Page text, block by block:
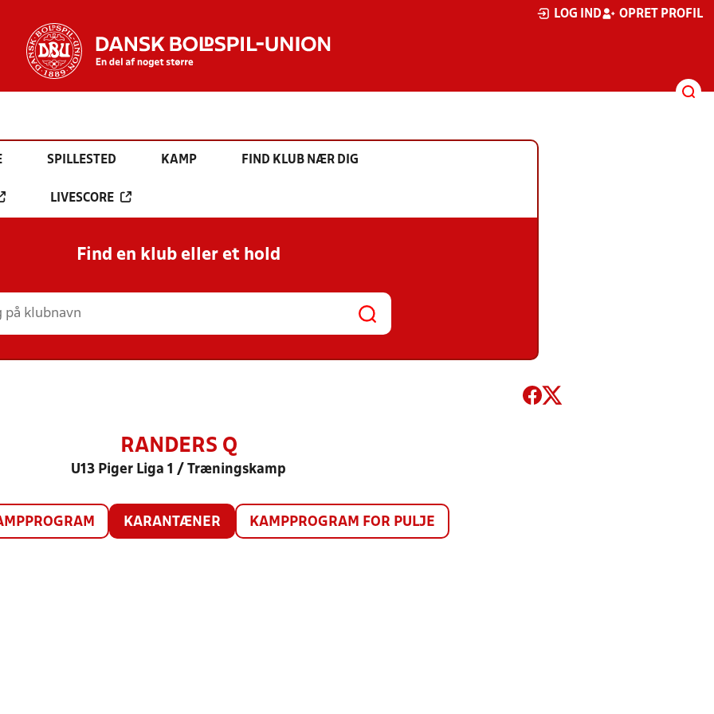
LOG IND OPRET PROFIL
SPILLESTED KAMP FIND KLUB NÆR DIG
LIVESCORE
Find en klub eller et hold
RANDERS Q
U13 Piger Liga 1 / Træningskamp
KARANTÆNER KAMPPROGRAM FOR PULJE